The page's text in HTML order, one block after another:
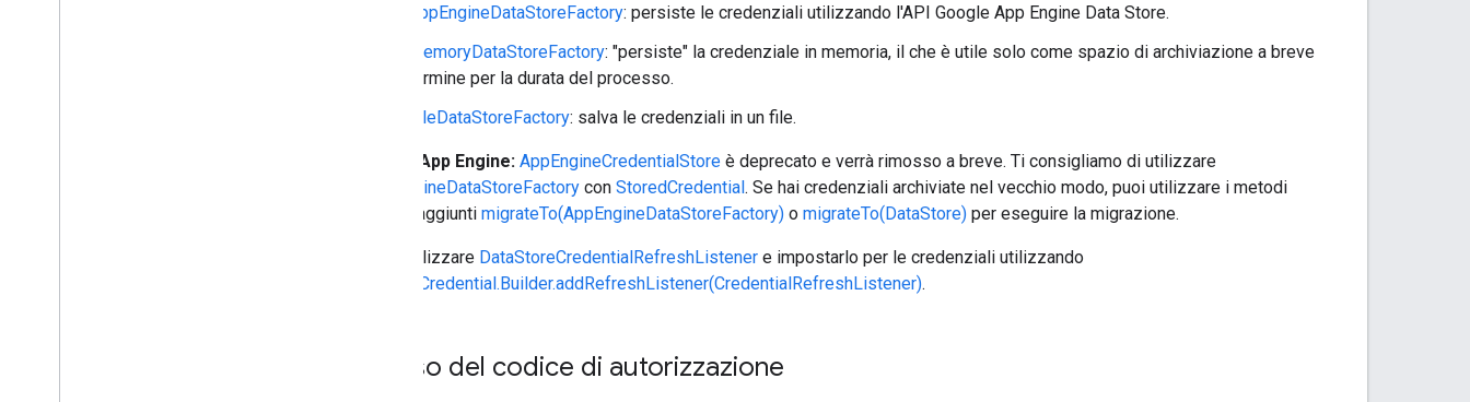
AppEngineDataStoreFactory: persiste le credenziali utilizzando l'API Google App Engine Data Store.
MemoryDataStoreFactory: "persiste" la credenziale in memoria, il che è utile solo come spazio di archiviazione a breve
termine per la durata del processo.
FileDataStoreFactory: salva le credenziali in un file.
Utenti App Engine: AppEngineCredentialStore è deprecato e verrà rimosso a breve. Ti consigliamo di utilizzare
AppEngineDataStoreFactory con StoredCredential. Se hai credenziali archiviate nel vecchio modo, puoi utilizzare i metodi
helper aggiunti migrateTo(AppEngineDataStoreFactory) o migrateTo(DataStore) per eseguire la migrazione.
Puoi utilizzare DataStoreCredentialRefreshListener e impostarlo per le credenziali utilizzando
GoogleCredential.Builder.addRefreshListener(CredentialRefreshListener).
Flusso del codice di autorizzazione